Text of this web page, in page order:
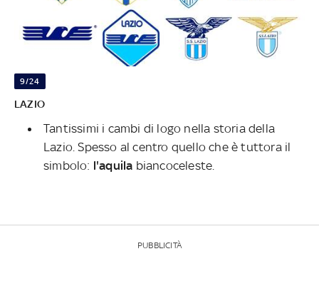
9/24
LAZIO
Tantissimi i cambi di logo nella storia della
Lazio. Spesso al centro quello che è tuttora il
simbolo: l'aquila biancoceleste.
PUBBLICITÀ